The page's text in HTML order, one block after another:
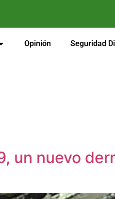
Opinión Seguridad
un nuevo